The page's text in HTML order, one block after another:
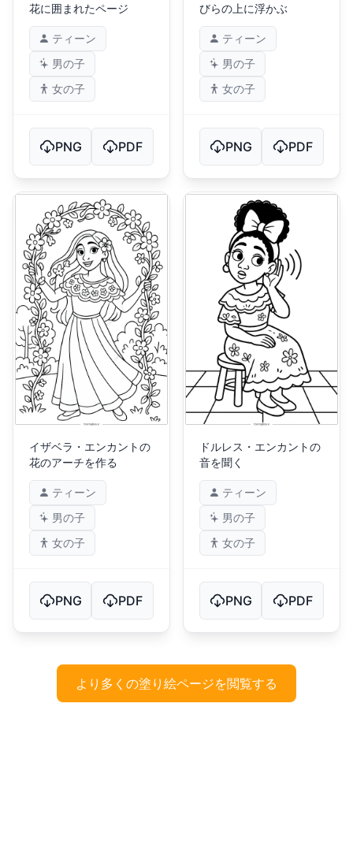
花に囲まれたページ
ティーン
男の子
女の子
PNG PDF
びらの上に浮かぶ
ティーン
男の子
女の子
PNG PDF
イザベラ・エンカントの
花のアーチを作る
ティーン
男の子
女の子
PNG PDF
ドルレス・エンカントの
音を聞く
ティーン
男の子
女の子
PNG PDF
より多くの塗り絵ページを閲覧する